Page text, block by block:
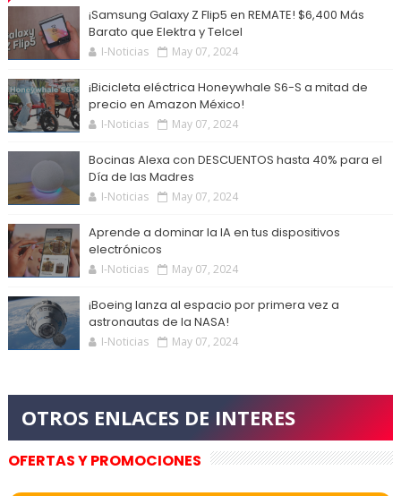
¡Samsung Galaxy Z Flip5 en REMATE! $6,400 Más
Barato que Elektra y Telcel
I-Noticias May 07, 2024
¡Bicicleta eléctrica Honeywhale S6-S a mitad de
precio en Amazon México!
I-Noticias May 07, 2024
Bocinas Alexa con DESCUENTOS hasta 40% para el
Día de las Madres
I-Noticias May 07, 2024
Aprende a dominar la IA en tus dispositivos
electrónicos
I-Noticias May 07, 2024
¡Boeing lanza al espacio por primera vez a
astronautas de la NASA!
I-Noticias May 07, 2024
OFERTAS Y PROMOCIONES